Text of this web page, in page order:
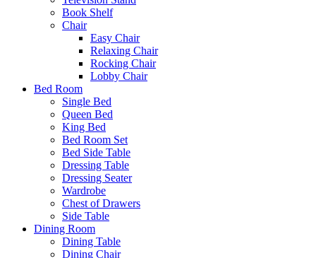
Book Shelf
Chair
Easy Chair
Relaxing Chair
Rocking Chair
Lobby Chair
Bed Room
Single Bed
Queen Bed
King Bed
Bed Room Set
Bed Side Table
Dressing Table
Dressing Seater
Wardrobe
Chest of Drawers
Side Table
Dining Room
Dining Table
Dining Chair